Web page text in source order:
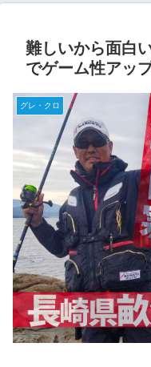
難しいから面白
でゲーム性アッ
グレ・クロ